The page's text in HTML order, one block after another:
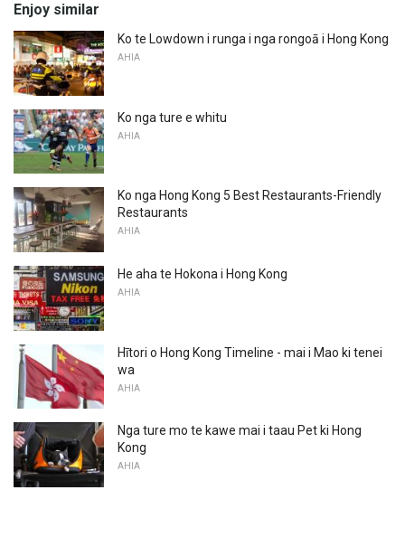
Enjoy similar
Ko te Lowdown i runga i nga rongoā i Hong Kong
AHIA
Ko nga ture e whitu
AHIA
Ko nga Hong Kong 5 Best Restaurants-Friendly
Restaurants
AHIA
He aha te Hokona i Hong Kong
AHIA
Hītori o Hong Kong Timeline - mai i Mao ki tenei
wa
AHIA
Nga ture mo te kawe mai i taau Pet ki Hong
Kong
AHIA